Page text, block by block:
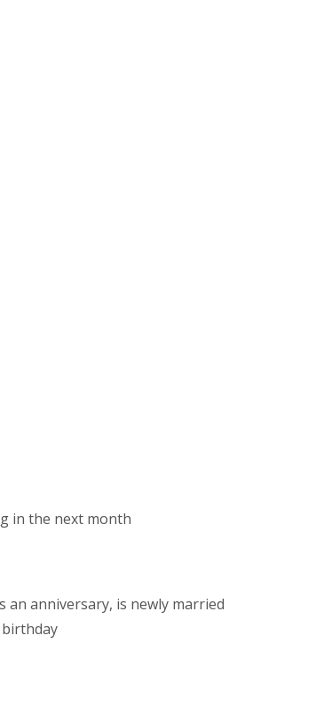
in the next month
an anniversary, is newly married